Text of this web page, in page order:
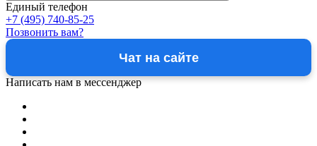
Единый телефон
+7 (495) 740-85-25
Позвонить вам?
Чат на сайте
Написать нам в мессенджер